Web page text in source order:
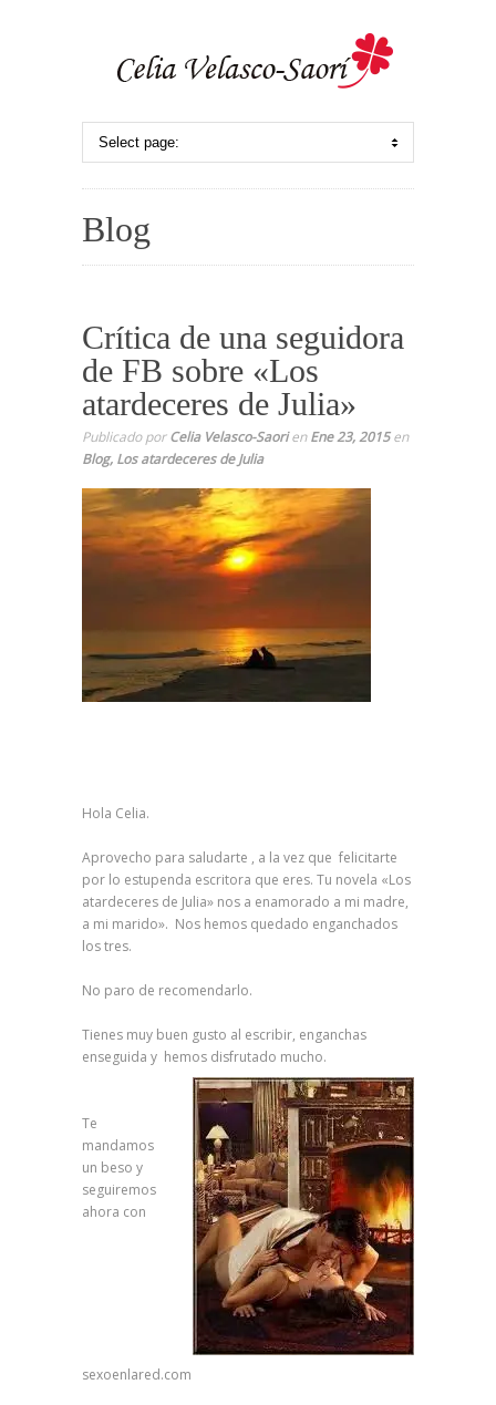
Blog
Crítica de una seguidora
de FB sobre «Los
atardeceres de Julia»
Publicado porCelia Velasco-SaorienEne 23, 2015en
Blog, Los atardeceres de Julia
Hola Celia.
Aprovecho para saludarte , a la vez que felicitarte
por lo estupenda escritora que eres. Tu novela «Los
atardeceres de Julia» nos a enamorado a mi madre,
a mi marido». Nos hemos quedado enganchados
los tres.
No paro de recomendarlo.
Tienes muy buen gusto al escribir, enganchas
enseguida y hemos disfrutado mucho.
Te
mandamos
un beso y
seguiremos
ahora con
sexoenlared.com